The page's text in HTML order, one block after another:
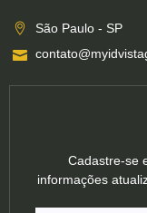
São Paulo - SP
Cadastre-se
informações